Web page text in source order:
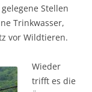
Stellen
Trinkwasser,
vor Wildtieren.
Wieder
trifft es die